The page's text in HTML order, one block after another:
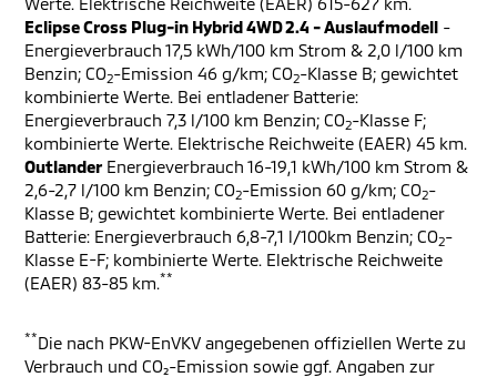
Eclipse Cross Plug-in Hybrid 4WD 2.4 - Auslaufmodell -
Energieverbrauch 17,5 kWh/100 km Strom & 2,0 l/100 km
Benzin; CO2-Emission 46 g/km; CO2-Klasse B; gewichtet
kombinierte Werte. Bei entladener Batterie:
Energieverbrauch 7,3 l/100 km Benzin; CO2-Klasse F;
kombinierte Werte. Elektrische Reichweite (EAER) 45 km.
Outlander Energieverbrauch 16-19,1 kWh/100 km Strom &
2,6-2,7 l/100 km Benzin; CO2-Emission 60 g/km; CO2-
Klasse B; gewichtet kombinierte Werte. Bei entladener
Batterie: Energieverbrauch 6,8-7,1 l/100km Benzin; CO2-
Klasse E-F; kombinierte Werte. Elektrische Reichweite
(EAER) 83-85 km.**
**Die nach PKW-EnVKV angegebenen offiziellen Werte zu
Verbrauch und CO₂-Emission sowie ggf. Angaben zur